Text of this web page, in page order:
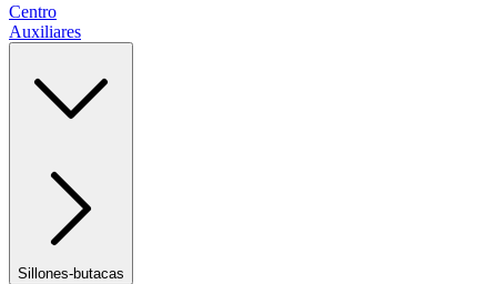
Centro
Auxiliares
Sillones-butacas